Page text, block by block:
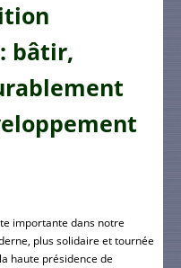
bâtir,
importante dans notre
plus solidaire et tournée
haute présidence de